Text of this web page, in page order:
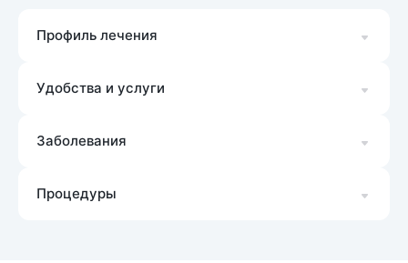
Профиль лечения
Удобства и услуги
Заболевания
Процедуры